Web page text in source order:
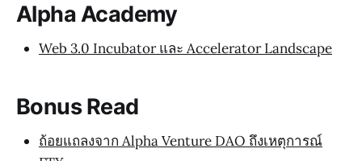
Alpha Academy
Web 3.0 Incubator และ Accelerator Landscape
Bonus Read
ถ้อยแถลงจาก Alpha Venture DAO ถึงเหตุการณ์